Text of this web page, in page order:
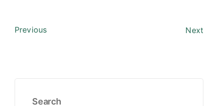
Previous Next
Search